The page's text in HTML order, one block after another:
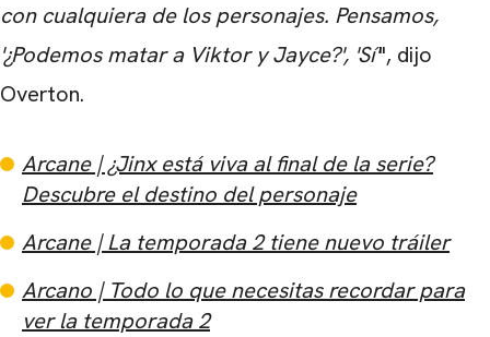
con cualquiera de los personajes. Pensamos,
'¿Podemos matar a Viktor y Jayce?', 'Sí'", dijo
Overton.
Arcane | ¿Jinx está viva al final de la serie?
Descubre el destino del personaje
Arcane | La temporada 2 tiene nuevo tráiler
Arcano | Todo lo que necesitas recordar para
ver la temporada 2